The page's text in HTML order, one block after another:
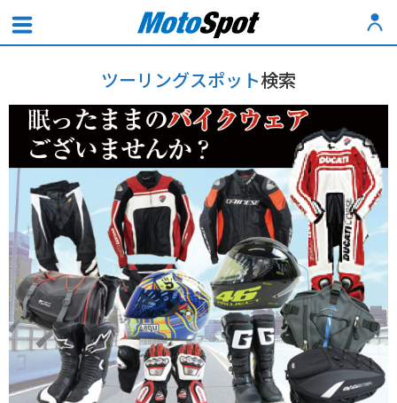
ツーリングスポット検索